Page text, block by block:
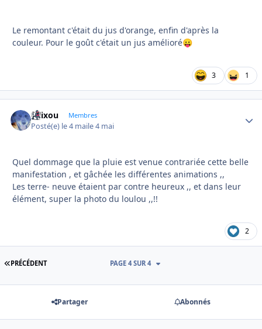
Le remontant c'était du jus d'orange, enfin d'après la
couleur. Pour le goût c'était un jus amélioré😛
3 1
felixou Membres
Posté(e) le 4 maile 4 mai
Quel dommage que la pluie est venue contrariée cette belle
manifestation , et gâchée les différentes animations ,,
Les terre- neuve étaient par contre heureux ,, et dans leur
élément, super la photo du loulou ,,!!
2
PREMIÈRE PAGE
PRÉCÉDENT PAGE 4 SUR 4
Partager Abonnés